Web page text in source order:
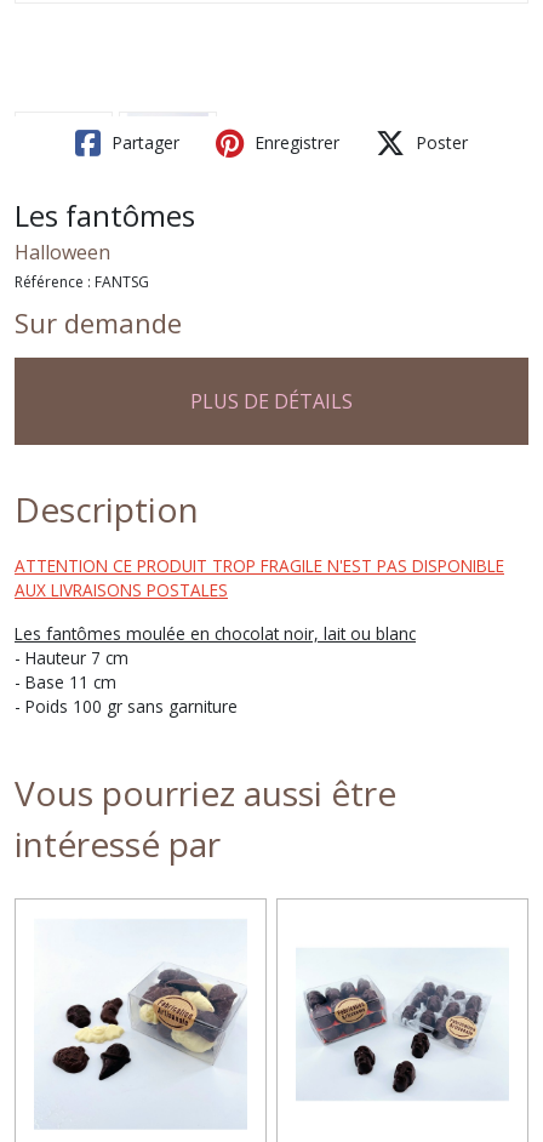
Partager Enregistrer Poster
Les fantômes
Halloween
Référence : FANTSG
Sur demande
PLUS DE DÉTAILS
Description
ATTENTION CE PRODUIT TROP FRAGILE N'EST PAS DISPONIBLE
AUX LIVRAISONS POSTALES
Les fantômes moulée en chocolat noir, lait ou blanc
- Hauteur 7 cm
- Base 11 cm
- Poids 100 gr sans garniture
Vous pourriez aussi être
intéressé par